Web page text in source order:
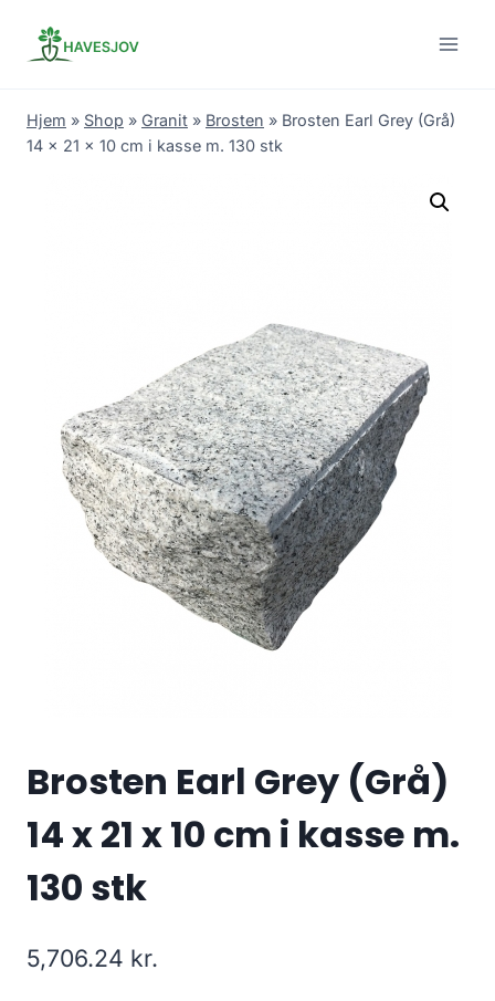
Hjem » Shop » Granit » Brosten » Brosten Earl Grey (Grå)
14 x 21 x 10 cm i kasse m. 130 stk
Brosten Earl Grey (Grå)
14 x 21 x 10 cm i kasse m.
130 stk
5,706.24 kr.